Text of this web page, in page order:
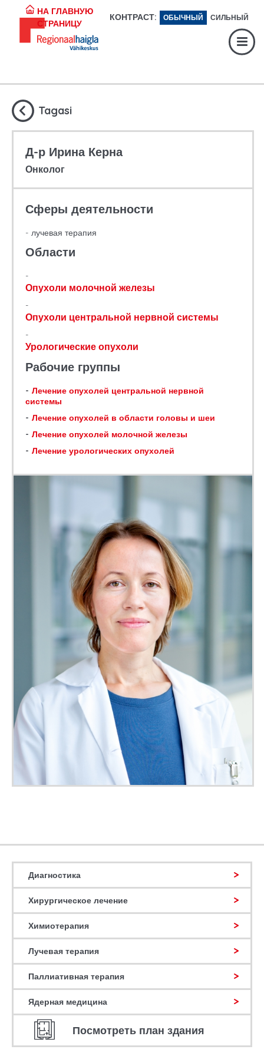
НА ГЛАВНУЮ
СТРАНИЦУ
КОНТРАСТ: ОБЫЧНЫЙ СИЛЬНЫЙ
Экстренная помощь:
Tagasi
Д-р Ирина Керна
Онколог
Сферы деятельности
лучевая терапия
Области
Опухоли молочной железы
Опухоли центральной нервной системы
Урологические опухоли
Рабочие группы
Лечение опухолей центральной нервной
системы
Лечение опухолей в области головы и шеи
Лечение опухолей молочной железы
Лечение урологических опухолей
Диагностика
Хирургическое лечение
Химиотерапия
Лучевая терапия
Паллиативная терапия
Ядерная медицина
Посмотреть план здания